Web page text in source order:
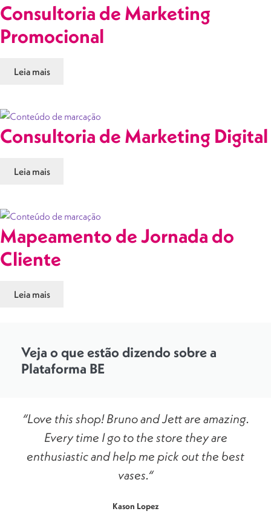
Consultoria de Marketing
Promocional
Leia mais
Consultoria de Marketing Digital
Leia mais
Mapeamento de Jornada do
Cliente
Leia mais
Veja o que estão dizendo sobre a
Plataforma BE
“Love this shop! Bruno and Jett are amazing.
Every time I go to the store they are
enthusiastic and help me pick out the best
vases.“
Kason Lopez